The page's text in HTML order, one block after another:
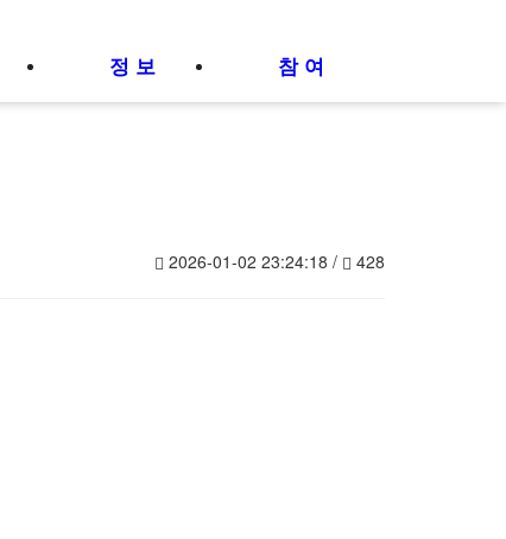
정 보 참 여
2026-01-02 23:24:18 / 428